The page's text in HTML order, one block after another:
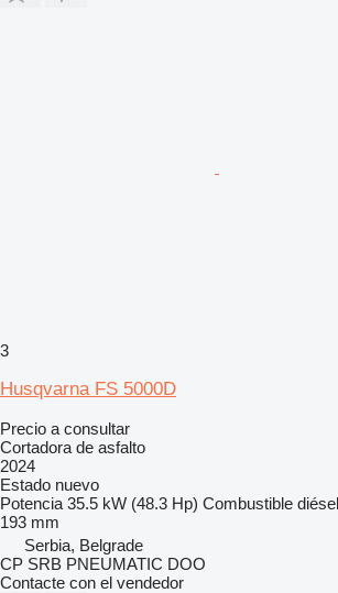
3
Husqvarna FS 5000D
Precio a consultar
Cortadora de asfalto
2024
Estado nuevo
Potencia 35.5 kW (48.3 Hp) Combustible diésel
193 mm
Serbia, Belgrade
CP SRB PNEUMATIC DOO
Contacte con el vendedor